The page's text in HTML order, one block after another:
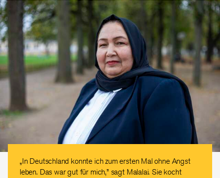
„In Deutschland konnte ich zum ersten Mal ohne Angst
leben. Das war gut für mich,” sagt Malalai. Sie kocht